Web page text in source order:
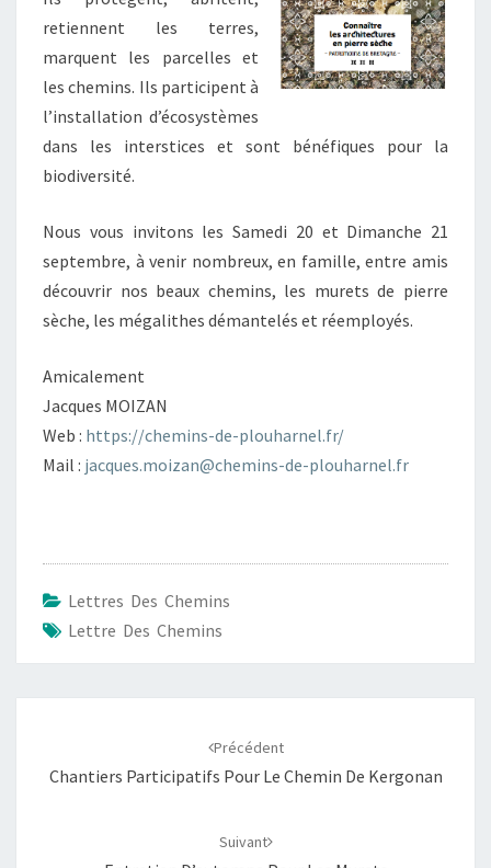
retiennent les terres,
marquent les parcelles et
les chemins. Ils participent à
l’installation d’écosystèmes
dans les interstices et sont bénéfiques pour la
biodiversité.
Nous vous invitons les Samedi 20 et Dimanche 21
septembre, à venir nombreux, en famille, entre amis
découvrir nos beaux chemins, les murets de pierre
sèche, les mégalithes démantelés et réemployés.
Amicalement
Jacques MOIZAN
Web : https://chemins-de-plouharnel.fr/
Mail : jacques.moizan@chemins-de-plouharnel.fr
Lettres Des Chemins
Lettre Des Chemins
Précédent
Chantiers Participatifs Pour Le Chemin De Kergonan
Suivant